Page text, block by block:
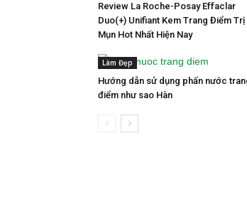
Review La Roche-Posay Effaclar
Duo(+) Unifiant Kem Trang Điểm Trị
Mụn Hot Nhất Hiện Nay
Làm Đẹp
Hướng dẫn sử dụng phấn nước
điểm như sao Hàn